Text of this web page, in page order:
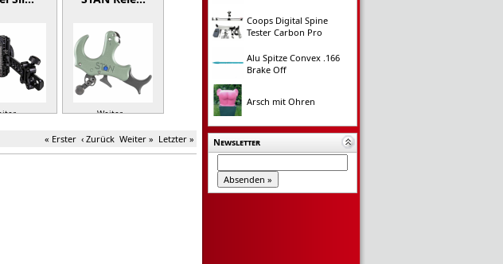
» Weiter »
« Erster ‹ Zurück Weiter » Letzter »
Coops Digital Spine
Tester Carbon Pro
Alu Spitze Convex .166
Brake Off
Arsch mit Ohren
Newsletter